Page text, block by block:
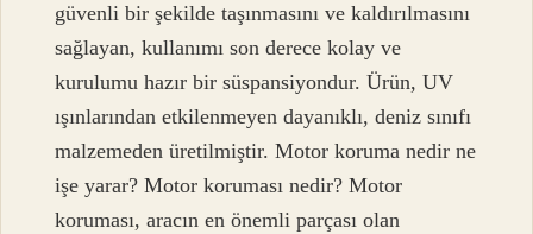
güvenli bir şekilde taşınmasını ve kaldırılmasını
sağlayan, kullanımı son derece kolay ve
kurulumu hazır bir süspansiyondur. Ürün, UV
ışınlarından etkilenmeyen dayanıklı, deniz sınıfı
malzemeden üretilmiştir. Motor koruma nedir ne
işe yarar? Motor koruması nedir? Motor
koruması, aracın en önemli parçası olan